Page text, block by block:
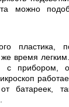
можно
пластика,
время
прибором,
батареек,